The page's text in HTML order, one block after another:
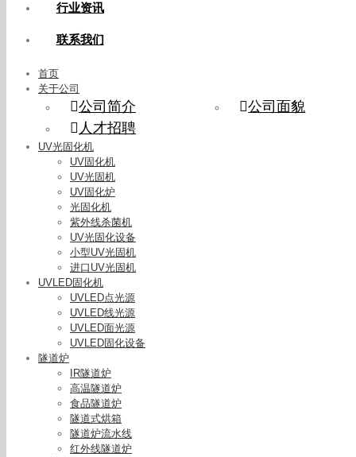
行业资讯
联系我们
首页
关于公司
公司简介
公司面貌
人才招聘
UV光固化机
UV固化机
UV光固机
UV固化炉
光固化机
紫外线杀菌机
UV光固化设备
小型UV光固机
进口UV光固机
UVLED固化机
UVLED点光源
UVLED线光源
UVLED面光源
UVLED固化设备
隧道炉
IR隧道炉
高温隧道炉
食品隧道炉
隧道式烘箱
隧道炉流水线
红外线隧道炉